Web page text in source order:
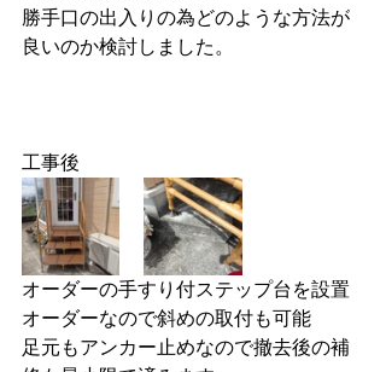
勝手口の出入りの為どのような方法が
良いのか検討しました。
工事後
オーダーの手すり付ステップ台を設置
オーダーなので斜めの取付も可能
足元もアンカー止めなので撤去後の補